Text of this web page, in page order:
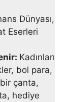
Dünyası,
Eserleri
Kadınları
bol para,
çanta,
hediye